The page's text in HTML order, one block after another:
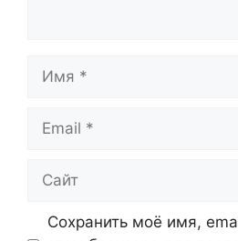
Сохранить моё имя,